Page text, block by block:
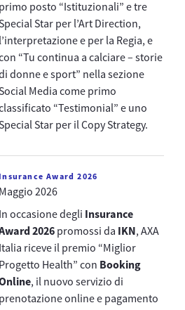
primo posto “Istituzionali” e tre
Star per l’Art Direction,
l’interpretazione e per la Regia, e
“Tu continua a calciare – storie
donne e sport” nella sezione
Media come primo
“Testimonial” e uno
Star per il Copy Strategy.
Insurance Award 2026
Maggio 2026
In occasione degli Insurance
2026 promossi da IKN, AXA
Italia riceve il premio “Miglior
Progetto Health” con Booking
, il nuovo servizio di
prenotazione online e pagamento